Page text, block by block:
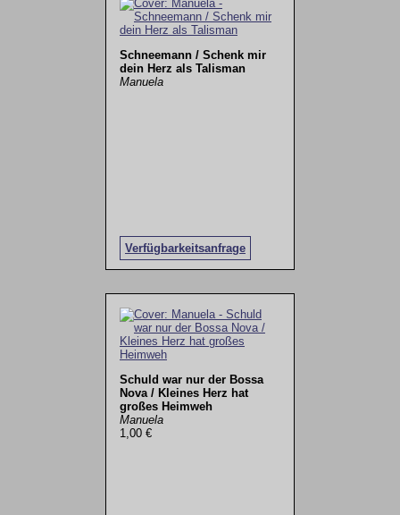
Schneemann / Schenk mir
dein Herz als Talisman
Manuela
Verfügbarkeitsanfrage
Schuld war nur der Bossa
Nova / Kleines Herz hat
großes Heimweh
Manuela
1,00 €